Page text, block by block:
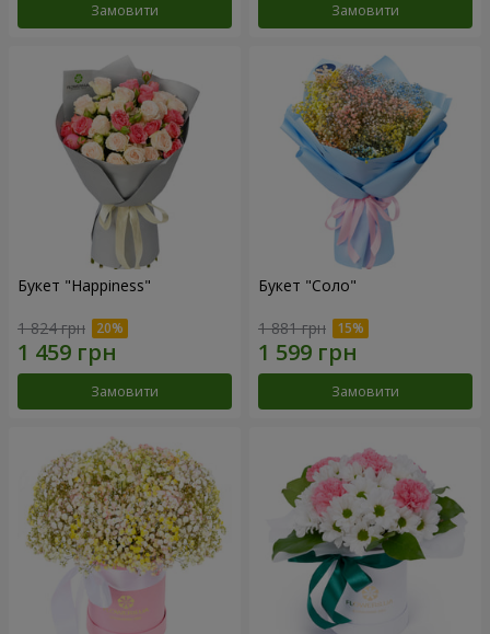
Замовити Замовити
Букет "Happiness"
1 824 грн
Замовити
Букет "Соло"
1 881 грн
Замовити